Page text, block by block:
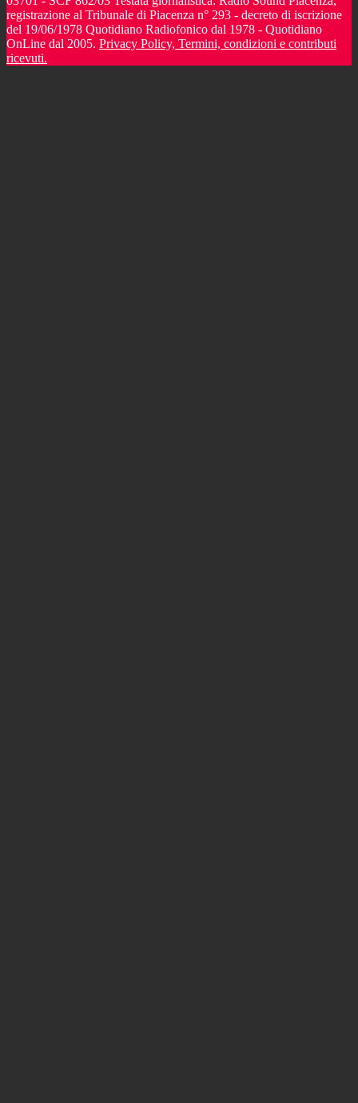
registrazione al Tribunale di Piacenza n° 293 - decreto di iscrizione
del 19/06/1978 Quotidiano Radiofonico dal 1978 - Quotidiano
OnLine dal 2005. Privacy Policy, Termini, condizioni e contributi
ricevuti.